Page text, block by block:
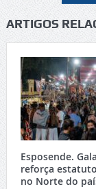
ARTIGOS
Esposende.
reforça
no Norte do